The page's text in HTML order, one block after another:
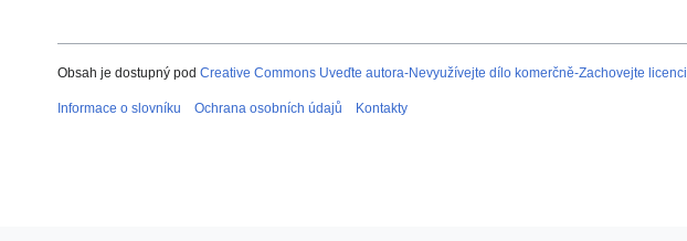
Obsah je dostupný pod Creative Commons Uveďte autora-Nevyužívejte dílo komerčně-Zachovejte licenci
Informace o slovníku Ochrana osobních údajů Kontakty